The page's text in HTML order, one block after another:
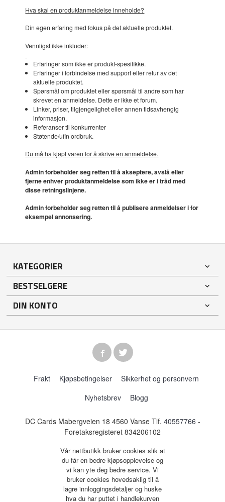
Hva skal en produktanmeldelse inneholde?
Din egen erfaring med fokus på det aktuelle produktet.
Vennligst ikke inkluder:
Erfaringer som ikke er produkt-spesifikke.
Erfaringer i forbindelse med support eller retur av det
aktuelle produktet.
Spørsmål om produktet eller spørsmål til andre som har
skrevet en anmeldelse. Dette er ikke et forum.
Linker, priser, tilgjengelighet eller annen tidsavhengig
informasjon.
Referanser til konkurrenter
Støtende/ufin ordbruk.
Du må ha kjøpt varen for å skrive en anmeldelse.
Admin forbeholder seg retten til å akseptere, avslå eller
fjerne enhver produktanmeldelse som ikke er i tråd med
disse retningslinjene.
Admin forbeholder seg retten til å publisere anmeldelser i for
eksempel annonsering.
KATEGORIER
BESTSELGERE
DIN KONTO
Frakt Kjøpsbetingelser
Sikkerhet og personvern
Nyhetsbrev
Blogg
DC Cards Mabergveien 18 4560 Vanse Tlf. 40557766 -
Foretaksregisteret 834206102
Vår nettbutikk bruker cookies slik at
du får en bedre kjøpsopplevelse og
vi kan yte deg bedre service. Vi
bruker cookies hovedsaklig til å
lagre innloggingsdetaljer og huske
hva du har puttet i handlekurven